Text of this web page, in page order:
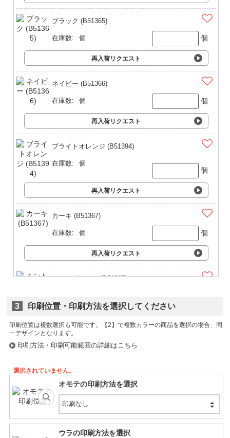
ブラック (B51365)
在庫数: 個 個
再入荷リクエスト
ネイビー (B51366)
在庫数: 個 個
再入荷リクエスト
ブライトオレンジ (B51394)
在庫数: 個
個
再入荷リクエスト
カーキ (B51367)
在庫数: 個 個
再入荷リクエスト
ミントグリーン (B51395)
マリンブルー (B51396)
再入荷リクエスト
3 印刷位置・印刷方法を選択してください
印刷位置は複数選択も可能です。
印刷方法・印刷可能範囲の詳細はこちら
選択されていません。
オモテの印刷方法を選択
印刷なし
ウラの印刷方法を選択